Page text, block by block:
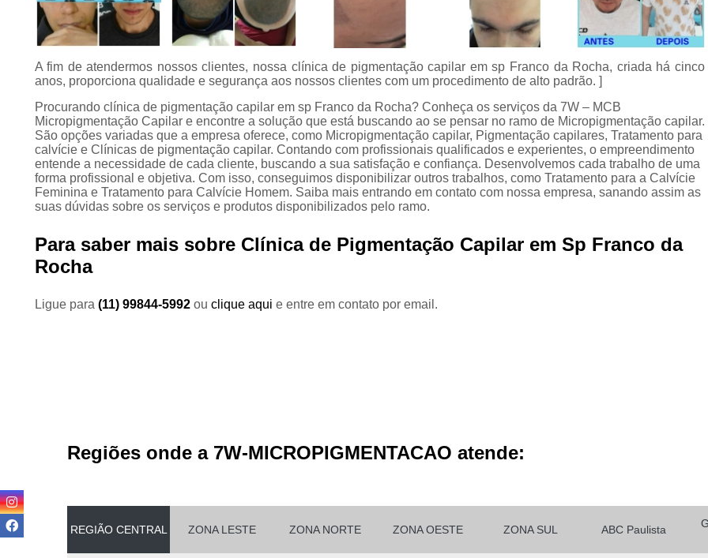
Cursos de
Cursos de Micropigmentação de
Micropigmentação Capilar com
Micropigmentação Capilar
Micropigmentação Capilar nas
Micropigmentação Capilar para
Micropigmentação Cabelo
Micropigmentação
Micropigmentação
Micropigmentação de Barba São
A fim de atendermos nossos clientes, nossa clínica de pigmentação capilar em sp Franco da Rocha, criada há cinco
anos, proporciona qualidade e segurança aos nossos clientes com um procedimento de alto padrão. ]
Procurando clínica de pigmentação capilar em sp Franco da Rocha? Conheça os serviços da 7W – MCB
Micropigmentação Capilar e encontre a solução que está buscando ao se pensar no ramo de Micropigmentação capilar.
São opções variadas que a empresa oferece, como Micropigmentação capilar, Pigmentação capilares, Tratamento para
calvície e Clínicas de pigmentação capilar. Contando com profissionais qualificados e experientes, o empreendimento
entende a necessidade de cada cliente, buscando a sua satisfação e confiança. Desenvolvemos cada trabalho de uma
forma profissional e objetiva. Com isso, conseguimos disponibilizar outros trabalhos, como Tratamento para a Calvície
Feminina e Tratamento para Calvície Homem. Saiba mais entrando em contato com nossa empresa, sanando assim as
suas dúvidas sobre os serviços e produtos disponibilizados pelo ramo.
Para saber mais sobre Clínica de Pigmentação Capilar em Sp Franco da
Rocha
Ligue para (11) 99844-5992 ou clique aqui e entre em contato por email.
Regiões onde a 7W-MICROPIGMENTACAO atende:
REGIÃO CENTRAL ZONA LESTE ZONA NORTE ZONA OESTE ZONA SUL ABC Paulista